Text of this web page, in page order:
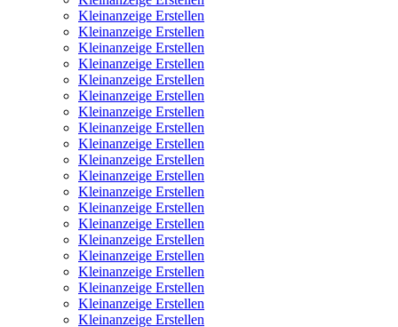
Kleinanzeige Erstellen
Kleinanzeige Erstellen
Kleinanzeige Erstellen
Kleinanzeige Erstellen
Kleinanzeige Erstellen
Kleinanzeige Erstellen
Kleinanzeige Erstellen
Kleinanzeige Erstellen
Kleinanzeige Erstellen
Kleinanzeige Erstellen
Kleinanzeige Erstellen
Kleinanzeige Erstellen
Kleinanzeige Erstellen
Kleinanzeige Erstellen
Kleinanzeige Erstellen
Kleinanzeige Erstellen
Kleinanzeige Erstellen
Kleinanzeige Erstellen
Kleinanzeige Erstellen
Kleinanzeige Erstellen